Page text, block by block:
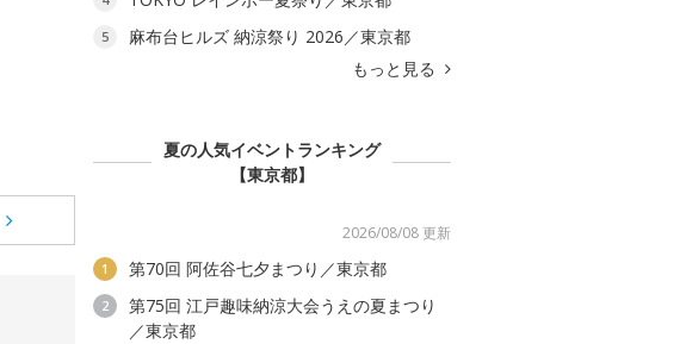
5
麻布台ヒルズ 納涼祭り 2026／東京都
もっと見る
夏の人気イベントランキング
【東京都】
2026/08/08 更新
1 第70回 阿佐谷七夕まつり／東京都
2
第75回 江戸趣味納涼大会うえの夏まつり
／東京都